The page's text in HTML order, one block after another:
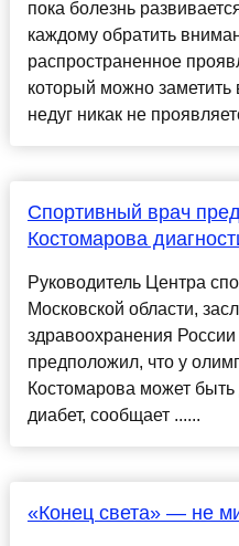
пока болезнь
каждому обратить
распространенное
который можно
недуг никак не
Спортивный врач
Костомарова
Руководитель Центра
Московской области,
здравоохранения
предположил, что у
Костомарова может
диабет, сообщает ......
«Конец света» — не